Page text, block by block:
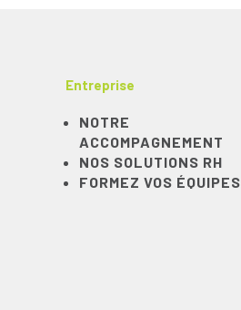
Entreprise
NOTRE
ACCOMPAGNEMENT
NOS SOLUTIONS RH
FORMEZ VOS ÉQUIPES